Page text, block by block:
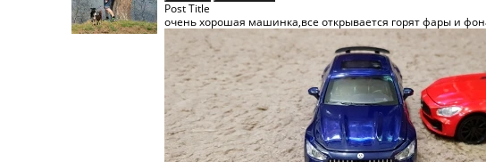
Post Title
очень хорошая машинка,все открывается горят фары и